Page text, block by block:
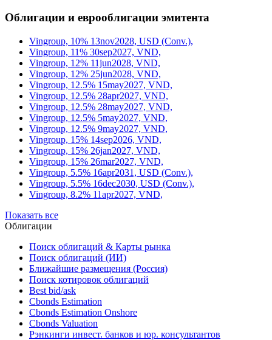
Облигации и еврооблигации эмитента
Vingroup, 10% 13nov2028, USD (Conv.),
Vingroup, 11% 30sep2027, VND,
Vingroup, 12% 11jun2028, VND,
Vingroup, 12% 25jun2028, VND,
Vingroup, 12.5% 15may2027, VND,
Vingroup, 12.5% 28apr2027, VND,
Vingroup, 12.5% 28may2027, VND,
Vingroup, 12.5% 5may2027, VND,
Vingroup, 12.5% 9may2027, VND,
Vingroup, 15% 14sep2026, VND,
Vingroup, 15% 26jan2027, VND,
Vingroup, 15% 26mar2027, VND,
Vingroup, 5.5% 16apr2031, USD (Conv.),
Vingroup, 5.5% 16dec2030, USD (Conv.),
Vingroup, 8.2% 11apr2027, VND,
Показать все
Облигации
Поиск облигаций & Карты рынка
Поиск облигаций (ИИ)
Ближайшие размещения (Россия)
Поиск котировок облигаций
Best bid/ask
Cbonds Estimation
Cbonds Estimation Onshore
Cbonds Valuation
Рэнкинги инвест. банков и юр. консультантов